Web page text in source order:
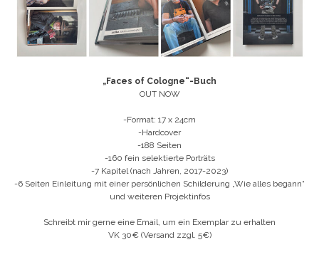
„Faces of Cologne“-Buch
OUT NOW
-Format: 17 x 24cm
-Hardcover
-188 Seiten
-160 fein selektierte Porträts
-7 Kapitel (nach Jahren, 2017-2023)
-6 Seiten Einleitung mit einer persönlichen Schilderung „Wie alles begann“
und weiteren Projektinfos
Schreibt mir gerne eine Email, um ein Exemplar zu erhalten
VK 30€ (Versand zzgl. 5€)